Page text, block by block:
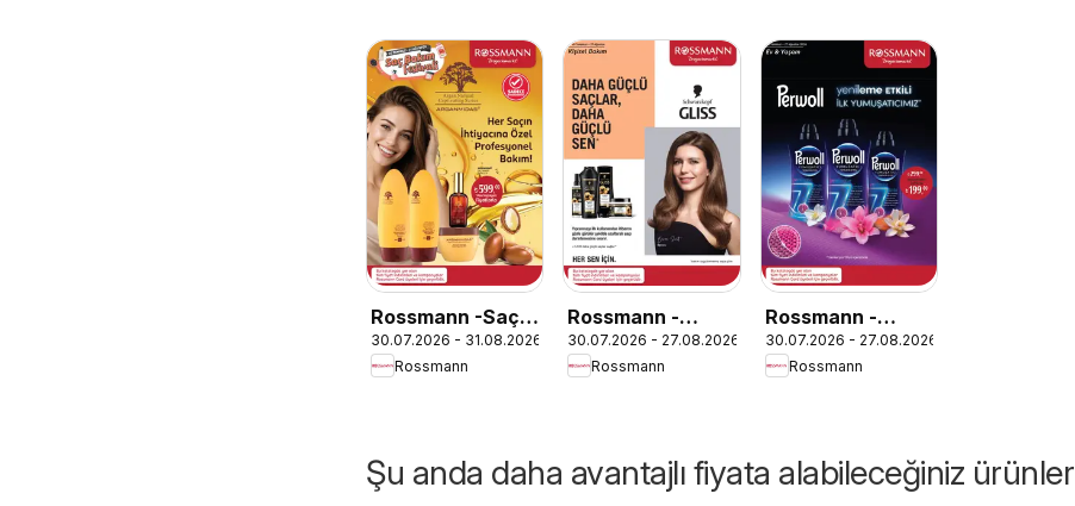
Rossmann -Saç
Bakım Festivali
Kataloğu
30.07.2026 - 31.08.2026
Rossmann
Rossmann -
Ağustos Kişisel
Bakım Kataloğu
30.07.2026 - 27.08.2026
Rossmann
Rossmann -
Ağustos Ev &
Yaşam Kataloğu
30.07.2026 - 27.08.2026
Rossmann
Şu anda daha avantajlı fiyata alabileceğiniz ürünler